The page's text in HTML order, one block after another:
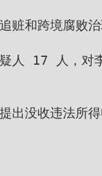
赃和跨境腐败
人 17 人，对
出没收违法所